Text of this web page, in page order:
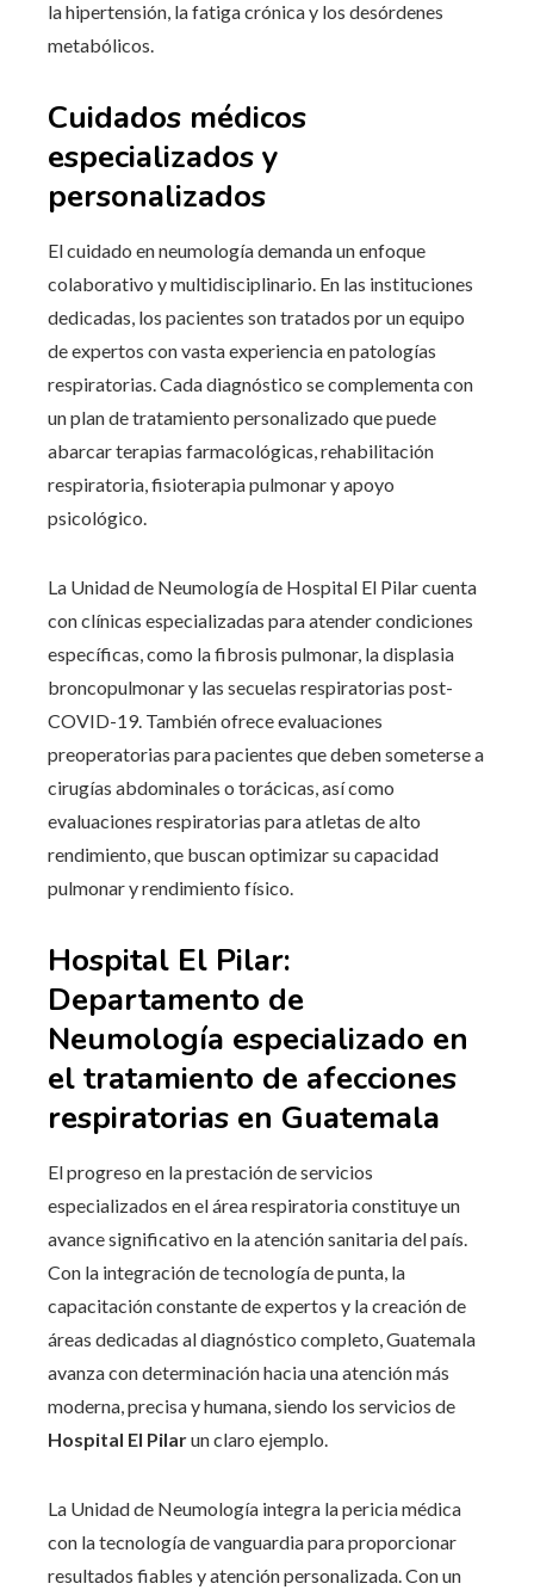
la hipertensión, la fatiga crónica y los desórdenes
metabólicos.
Cuidados médicos
especializados y
personalizados
El cuidado en neumología demanda un enfoque
colaborativo y multidisciplinario. En las instituciones
dedicadas, los pacientes son tratados por un equipo
de expertos con vasta experiencia en patologías
respiratorias. Cada diagnóstico se complementa con
un plan de tratamiento personalizado que puede
abarcar terapias farmacológicas, rehabilitación
respiratoria, fisioterapia pulmonar y apoyo
psicológico.
La Unidad de Neumología de Hospital El Pilar cuenta
con clínicas especializadas para atender condiciones
específicas, como la fibrosis pulmonar, la displasia
broncopulmonar y las secuelas respiratorias post-
COVID-19. También ofrece evaluaciones
preoperatorias para pacientes que deben someterse a
cirugías abdominales o torácicas, así como
evaluaciones respiratorias para atletas de alto
rendimiento, que buscan optimizar su capacidad
pulmonar y rendimiento físico.
Hospital El Pilar:
Departamento de
Neumología especializado en
el tratamiento de afecciones
respiratorias en Guatemala
El progreso en la prestación de servicios
especializados en el área respiratoria constituye un
avance significativo en la atención sanitaria del país.
Con la integración de tecnología de punta, la
capacitación constante de expertos y la creación de
áreas dedicadas al diagnóstico completo, Guatemala
avanza con determinación hacia una atención más
moderna, precisa y humana, siendo los servicios de
Hospital El Pilarun claro ejemplo.
La Unidad de Neumología integra la pericia médica
con la tecnología de vanguardia para proporcionar
resultados fiables y atención personalizada. Con un